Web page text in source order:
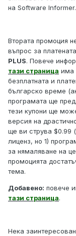
на Software Informer.
Втората промоция
въпрос за
PLUS. Повече
тази страница има
безплатната и
българско време
програмата ще
тези купони ще
версия на
ще ви струва $0.99
лиценз, но 1)
за нямаляване на
промоцията
тема.
Добавено: повече
тази страница.
Нека